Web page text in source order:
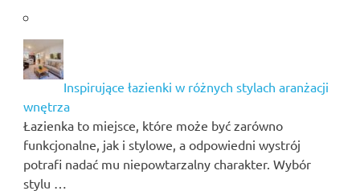
Inspirujące łazienki w różnych stylach aranżacji
wnętrza
Łazienka to miejsce, które może być zarówno
funkcjonalne, jak i stylowe, a odpowiedni wystrój
potrafi nadać mu niepowtarzalny charakter. Wybór
stylu …